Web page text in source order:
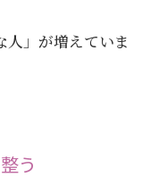
」が増えていま
う